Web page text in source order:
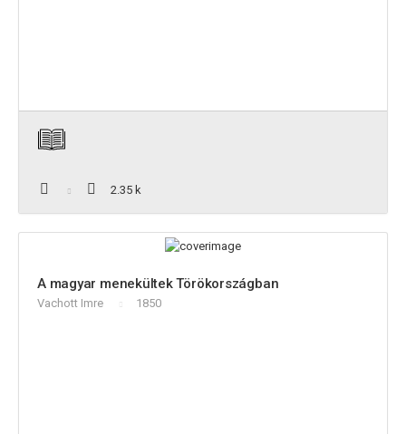
2.35 k
A magyar menekültek Törökországban
Vachott Imre 1850